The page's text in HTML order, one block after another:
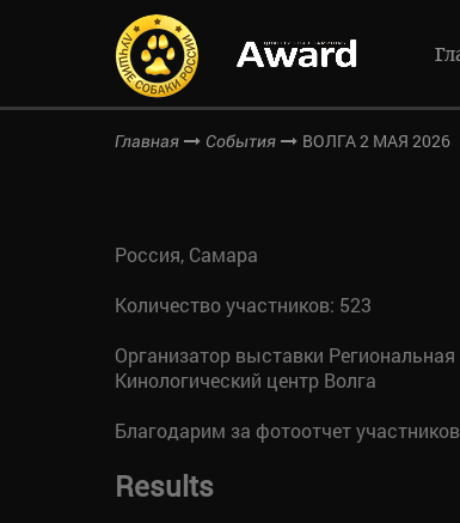
Главная События ВОЛГА 2 МАЯ 2026
Россия, Самара
Количество участников: 523
Организатор выставки
Кинологический центр Волга
Благодарим за фотоотчет
Results